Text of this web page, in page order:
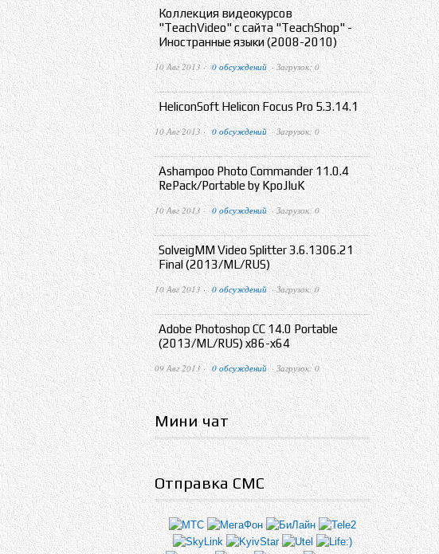
Коллекция видеокурсов
"TeachVideo" с сайта "TeachShop" -
Иностранные языки (2008-2010)
10 Авг 2013 · 0 обсуждений · Загрузок: 0
HeliconSoft Helicon Focus Pro 5.3.14.1
10 Авг 2013 · 0 обсуждений · Загрузок: 0
Ashampoo Photo Commander 11.0.4
RePack/Portable by KpoJIuK
10 Авг 2013 · 0 обсуждений · Загрузок: 0
SolveigMM Video Splitter 3.6.1306.21
Final (2013/ML/RUS)
10 Авг 2013 · 0 обсуждений · Загрузок: 0
Adobe Photoshop CC 14.0 Portable
(2013/ML/RUS) x86-x64
09 Авг 2013 · 0 обсуждений · Загрузок: 0
Мини чат
Отправка СМС